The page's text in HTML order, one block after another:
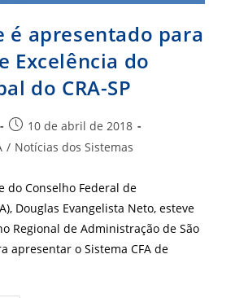
é apresentado para
Excelência do
do CRA-SP
Post
publicado:
10 de abril de 2018
/ Notícias dos Sistemas
do Conselho Federal de
Douglas Evangelista Neto, esteve
Regional de Administração de São
apresentar o Sistema CFA de